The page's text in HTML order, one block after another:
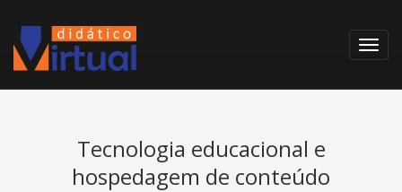
Tecnologia educacional e
hospedagem de conteúdo